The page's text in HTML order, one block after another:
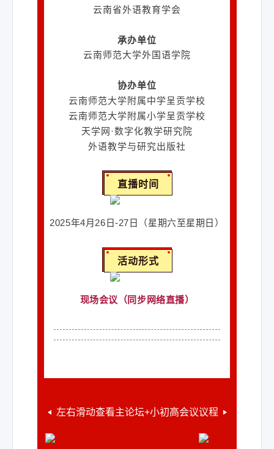
云南省外语教育学会
承办单位
云南师范大学外国语学院
协办单位
云南师范大学附属中学呈贡学校
云南师范大学附属小学呈贡学校
天学网·数字化教学研究院
外语教学与研究出版社
直播时间
2025年4月26日-27日 （星期六至星期日）
活动形式
现场会议（同步网络直播）
左右滑动查看主论坛+小初高会议议程